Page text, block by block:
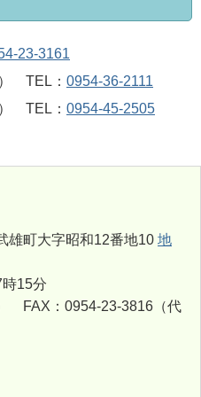
23-3161
TEL： 0954-36-2111
TEL： 0954-45-2505
町大字昭和12番地10 地
15分
FAX：0954-23-3816（代